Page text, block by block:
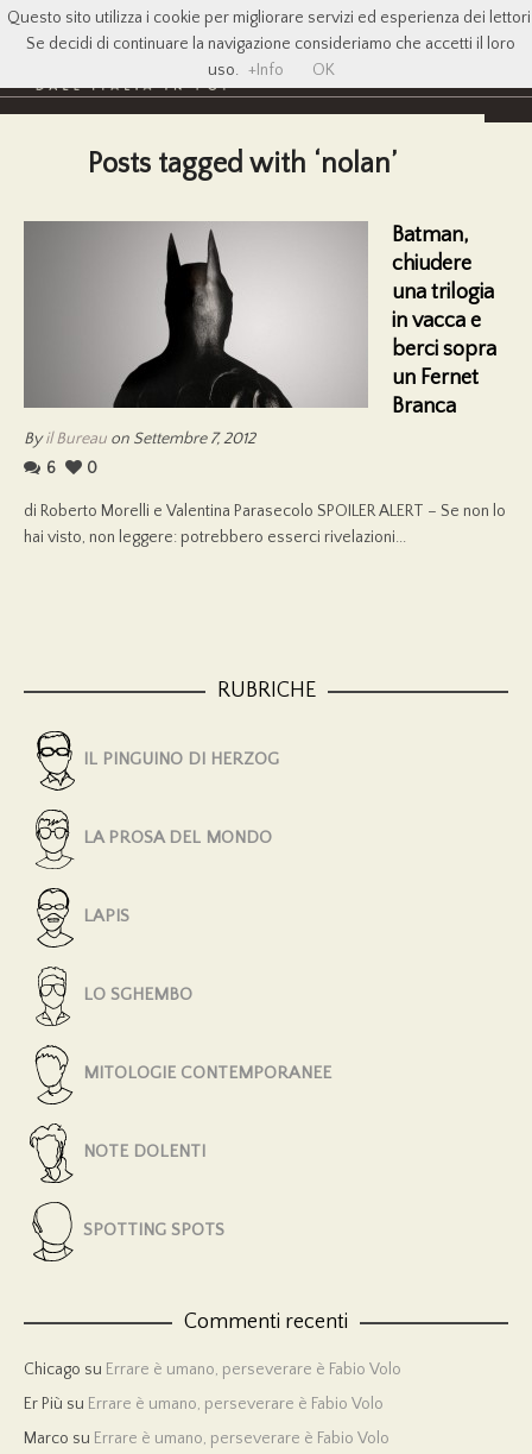
Posts tagged with ‘nolan’
Batman,
chiudere
una trilogia
in vacca e
berci sopra
un Fernet
Branca
Byil Bureau on Settembre 7, 2012
6
0
di Roberto Morelli e Valentina Parasecolo SPOILER ALERT – Se non lo
hai visto, non leggere: potrebbero esserci rivelazioni...
RUBRICHE
IL PINGUINO DI HERZOG
LA PROSA DEL MONDO
LAPIS
LO SGHEMBO
MITOLOGIE CONTEMPORANEE
NOTE DOLENTI
SPOTTING SPOTS
Commenti recenti
Chicago su Errare è umano, perseverare è Fabio Volo
Er Più su Errare è umano, perseverare è Fabio Volo
Marco su Errare è umano, perseverare è Fabio Volo
Questo sito utilizza i cookie per migliorare servizi ed esperienza dei
Se decidi di continuare la navigazione consideriamo che accetti il loro
uso. +Info OK